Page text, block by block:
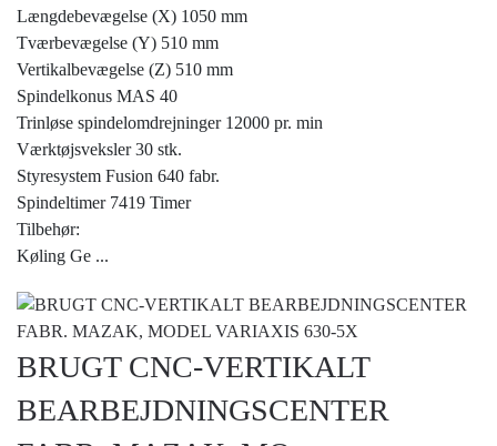
Længdebevægelse (X) 1050 mm
Tværbevægelse (Y) 510 mm
Vertikalbevægelse (Z) 510 mm
Spindelkonus MAS 40
Trinløse spindelomdrejninger 12000 pr. min
Værktøjsveksler 30 stk.
Styresystem Fusion 640 fabr.
Spindeltimer 7419 Timer
Tilbehør:
Køling Ge ...
BRUGT CNC-VERTIKALT
BEARBEJDNINGSCENTER